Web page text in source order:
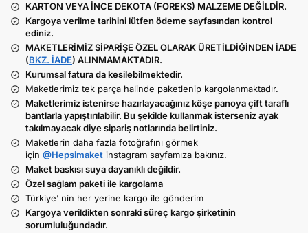
KARTON VEYA İNCE DEKOTA (FOREKS) MALZEME DEĞİLDİR.
Kargoya verilme tarihini lütfen ödeme sayfasından kontrol
ediniz.
MAKETLERİMİZ SİPARİŞE ÖZEL OLARAK ÜRETİLDİĞİNDEN İADE
(BKZ. İADE) ALINMAMAKTADIR.
Kurumsal fatura da kesilebilmektedir.
Maketlerimiz tek parça halinde paketlenip kargolanmaktadır.
Maketlerimiz istenirse hazırlayacağınız köşe panoya çift taraflı
bantlarla yapıştırılabilir. Bu şekilde kullanmak isterseniz ayak
takılmayacak diye sipariş notlarında belirtiniz.
Maketlerin daha fazla fotoğrafını görmek
için @Hepsimaket instagram sayfamıza bakınız.
Maket baskısı suya dayanıklı değildir.
Özel sağlam paketi ile kargolama
Türkiye’ nin her yerine kargo ile gönderim
Kargoya verildikten sonraki süreç kargo şirketinin
sorumluluğundadır.